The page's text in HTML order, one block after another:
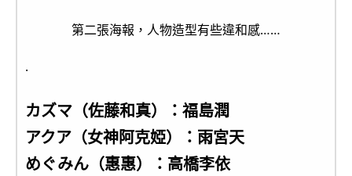
第二張海報，人物造型有些違和感……
.
カズマ（佐藤和真）：福島潤
アクア（女神阿克婭）：雨宮天
めぐみん（惠惠）：高橋李依